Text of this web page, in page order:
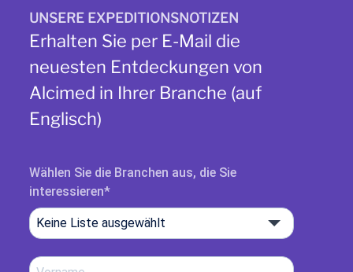
UNSERE EXPEDITIONSNOTIZEN
Erhalten Sie per E-Mail die
neuesten Entdeckungen von
Alcimed in Ihrer Branche (auf
Englisch)
Wählen Sie die Branchen aus, die Sie
interessieren
Keine Liste ausgewählt